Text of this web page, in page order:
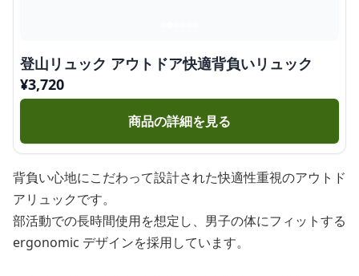
登山リュック アウトドア快適背負いリュック
¥3,720
商品の詳細を見る
背負い心地にこだわって設計された快適性重視のアウトド
アリュックです。
部活動での長時間使用を想定し、男子の体にフィットする
ergonomic デザインを採用しています。